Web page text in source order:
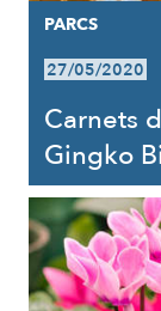
PARCS
27/05/2020
Carnets
Gingko